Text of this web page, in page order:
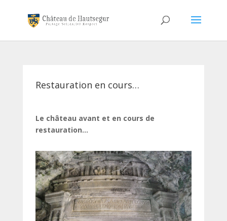
Restauration en cours…
Le château avant et en cours de
restauration…